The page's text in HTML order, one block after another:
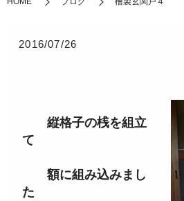
2016/07/26
縦格子の桟を組立
て
額に組み込みまし
た